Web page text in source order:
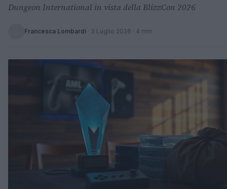
Dungeon International in vista della BlizzCon 2026
Francesca Lombardi · 3 Luglio 2026 · 4 min